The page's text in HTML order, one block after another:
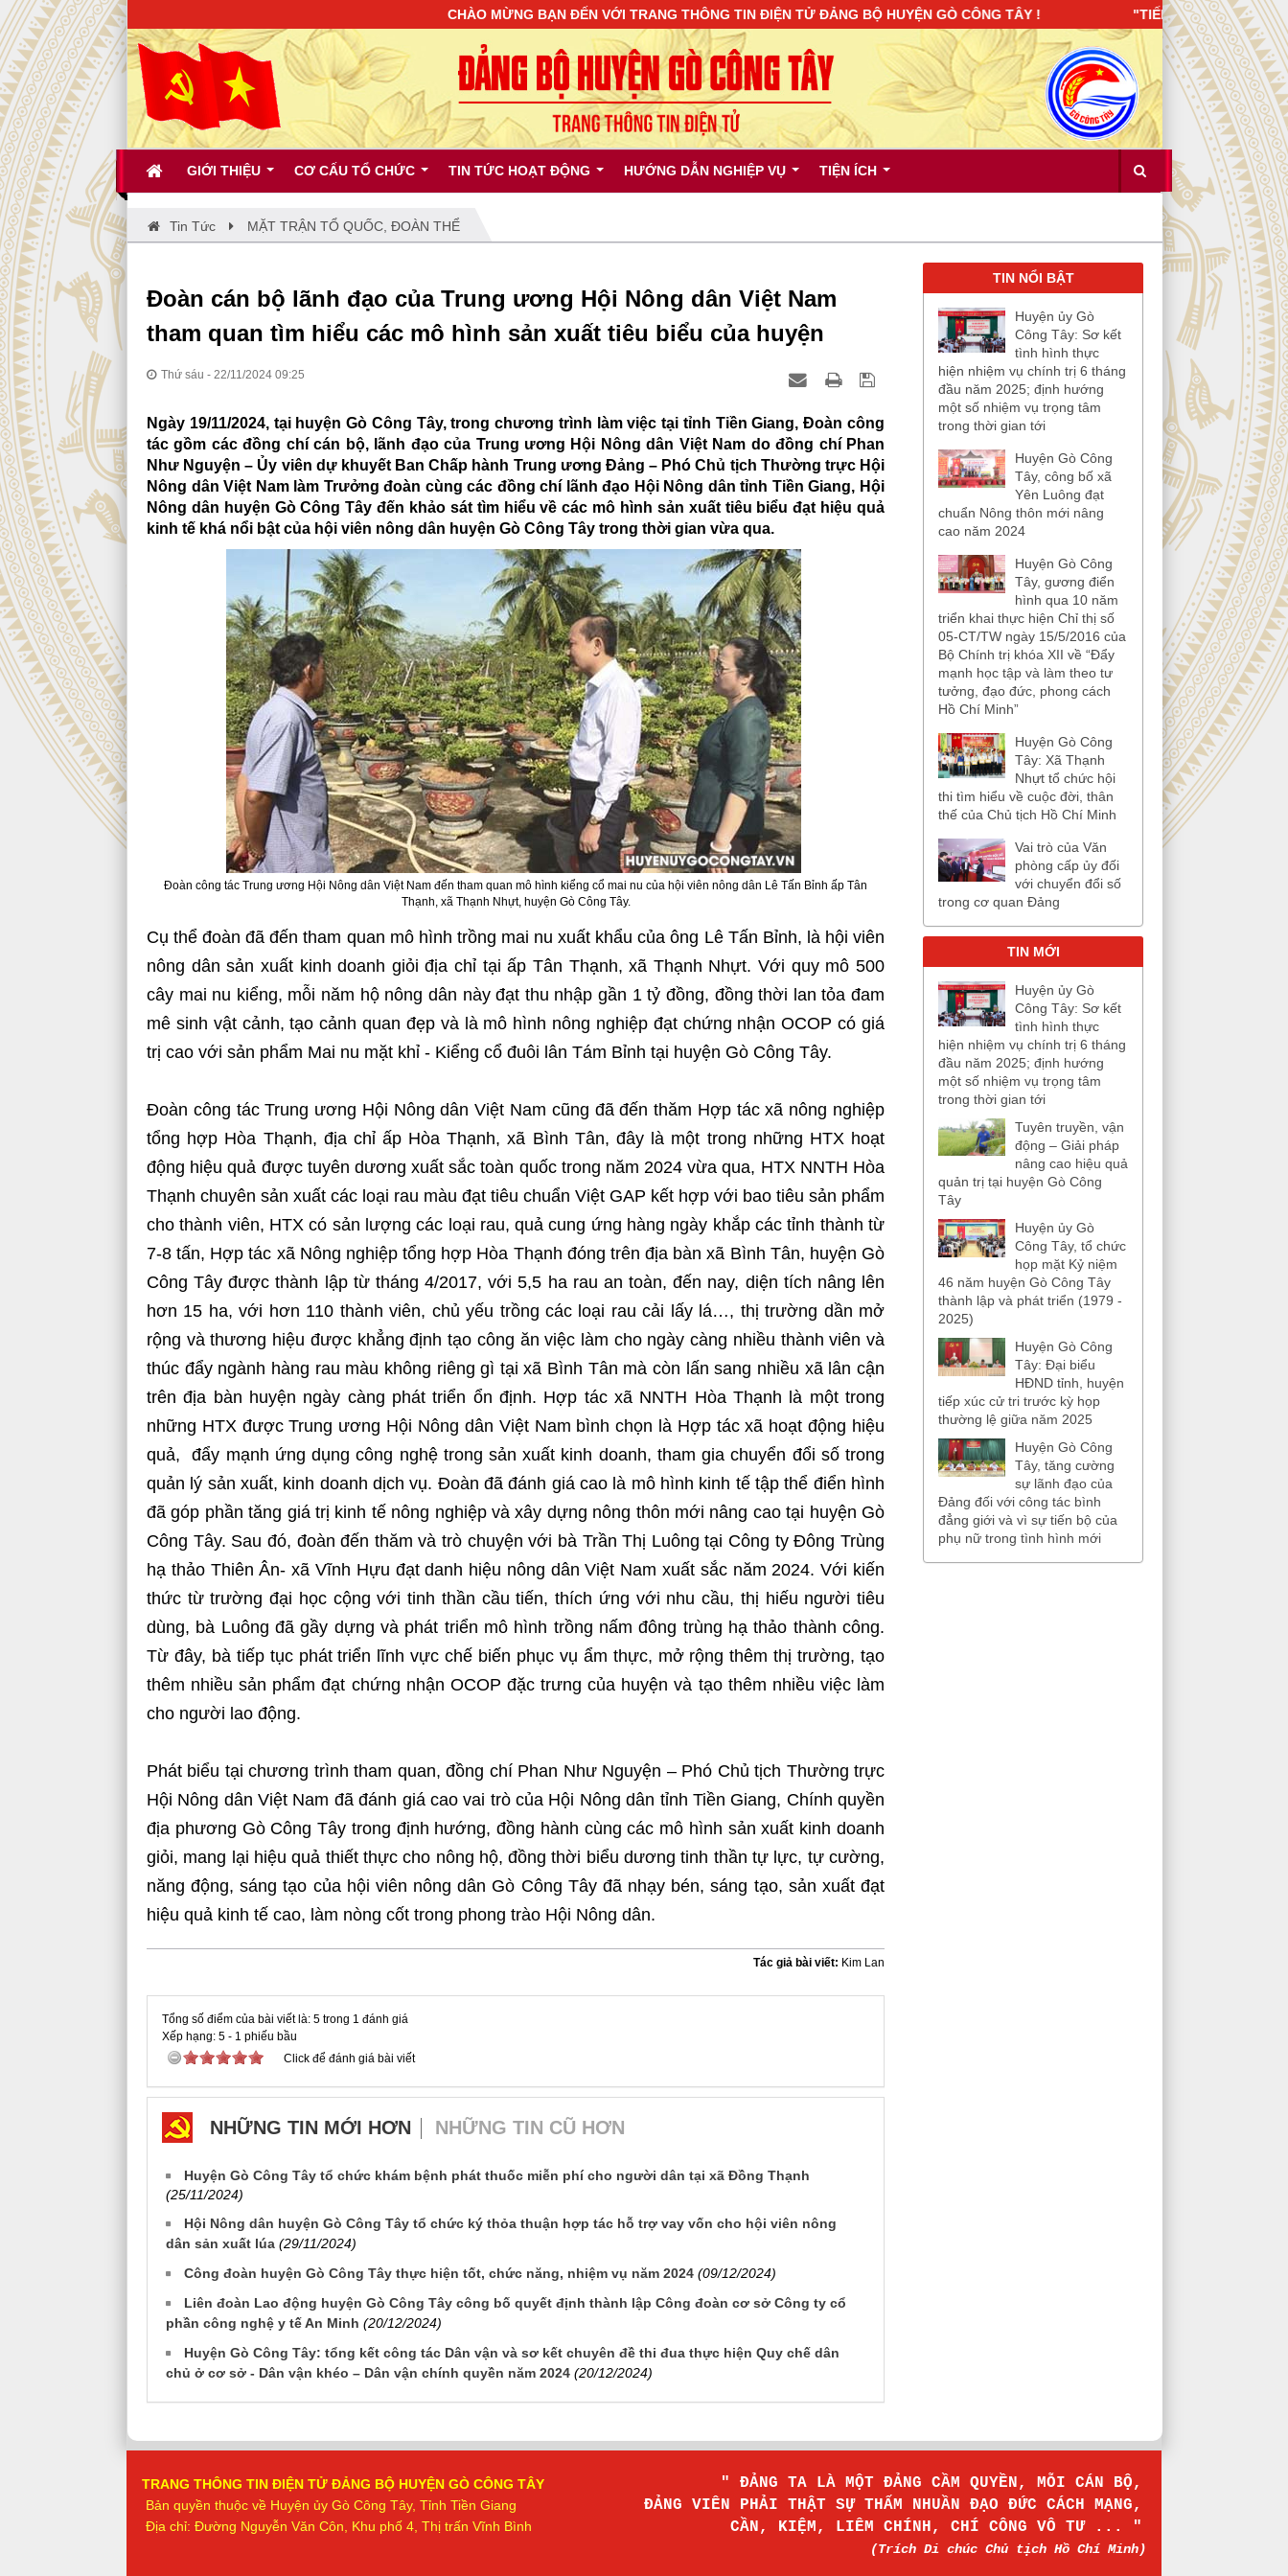
GIỚI THIỆU CƠ CẤU TỔ CHỨC TIN TỨC HOẠT ĐỘNG HƯỚNG DẪN NGHIỆP VỤ TIỆN ÍCH
CHÀO MỪNG BẠN ĐẾN VỚI TRANG THÔNG TIN ĐIỆN TỬ ĐẢNG BỘ HUYỆN GÒ CÔNG TÂY ! "TIẾP TỤC XÂY DỰNG ĐẢNG BỘ
Tin Tức MẶT TRẬN TỔ QUỐC, ĐOÀN THỂ
Đoàn cán bộ lãnh đạo của Trung ương Hội Nông dân Việt Nam
tham quan tìm hiểu các mô hình sản xuất tiêu biểu của huyện
Thứ sáu - 22/11/2024 09:25
Ngày 19/11/2024, tại huyện Gò Công Tây, trong chương trình làm việc tại tỉnh Tiền Giang, Đoàn công
tác gồm các đồng chí cán bộ, lãnh đạo của Trung ương Hội Nông dân Việt Nam do đồng chí Phan
Như Nguyện – Ủy viên dự khuyết Ban Chấp hành Trung ương Đảng – Phó Chủ tịch Thường trực Hội
Nông dân Việt Nam làm Trưởng đoàn cùng các đồng chí lãnh đạo Hội Nông dân tỉnh Tiền Giang, Hội
Nông dân huyện Gò Công Tây đến khảo sát tìm hiểu về các mô hình sản xuất tiêu biểu đạt hiệu quả
kinh tế khá nổi bật của hội viên nông dân huyện Gò Công Tây trong thời gian vừa qua.
Đoàn công tác Trung ương Hội Nông dân Việt Nam đến tham quan mô hình kiểng cổ mai nu của hội viên nông dân Lê Tấn Bỉnh ấp Tân
Thạnh, xã Thạnh Nhựt, huyện Gò Công Tây.
Cụ thể đoàn đã đến tham quan mô hình trồng mai nu xuất khẩu của ông Lê Tấn Bỉnh, là hội viên
nông dân sản xuất kinh doanh giỏi địa chỉ tại ấp Tân Thạnh, xã Thạnh Nhựt. Với quy mô 500
cây mai nu kiểng, mỗi năm hộ nông dân này đạt thu nhập gần 1 tỷ đồng, đồng thời lan tỏa đam
mê sinh vật cảnh, tạo cảnh quan đẹp và là mô hình nông nghiệp đạt chứng nhận OCOP có giá
trị cao với sản phẩm Mai nu mặt khỉ - Kiểng cổ đuôi lân Tám Bỉnh tại huyện Gò Công Tây.
Đoàn công tác Trung ương Hội Nông dân Việt Nam cũng đã đến thăm Hợp tác xã nông nghiệp
tổng hợp Hòa Thạnh, địa chỉ ấp Hòa Thạnh, xã Bình Tân, đây là một trong những HTX hoạt
động hiệu quả được tuyên dương xuất sắc toàn quốc trong năm 2024 vừa qua, HTX NNTH Hòa
Thạnh chuyên sản xuất các loại rau màu đạt tiêu chuẩn Việt GAP kết hợp với bao tiêu sản phẩm
cho thành viên, HTX có sản lượng các loại rau, quả cung ứng hàng ngày khắp các tỉnh thành từ
7-8 tấn, Hợp tác xã Nông nghiệp tổng hợp Hòa Thạnh đóng trên địa bàn xã Bình Tân, huyện Gò
Công Tây được thành lập từ tháng 4/2017, với 5,5 ha rau an toàn, đến nay, diện tích nâng lên
hơn 15 ha, với hơn 110 thành viên, chủ yếu trồng các loại rau cải lấy lá…, thị trường dần mở
rộng và thương hiệu được khẳng định tạo công ăn việc làm cho ngày càng nhiều thành viên và
thúc đẩy ngành hàng rau màu không riêng gì tại xã Bình Tân mà còn lấn sang nhiều xã lân cận
trên địa bàn huyện ngày càng phát triển ổn định. Hợp tác xã NNTH Hòa Thạnh là một trong
những HTX được Trung ương Hội Nông dân Việt Nam bình chọn là Hợp tác xã hoạt động hiệu
quả, đẩy mạnh ứng dụng công nghệ trong sản xuất kinh doanh, tham gia chuyển đổi số trong
quản lý sản xuất, kinh doanh dịch vụ. Đoàn đã đánh giá cao là mô hình kinh tế tập thể điển hình
đã góp phần tăng giá trị kinh tế nông nghiệp và xây dựng nông thôn mới nâng cao tại huyện Gò
Công Tây. Sau đó, đoàn đến thăm và trò chuyện với bà Trần Thị Luông tại Công ty Đông Trùng
hạ thảo Thiên Ân- xã Vĩnh Hựu đạt danh hiệu nông dân Việt Nam xuất sắc năm 2024. Với kiến
thức từ trường đại học cộng với tinh thần cầu tiến, thích ứng với nhu cầu, thị hiếu người tiêu
dùng, bà Luông đã gầy dựng và phát triển mô hình trồng nấm đông trùng hạ thảo thành công.
Từ đây, bà tiếp tục phát triển lĩnh vực chế biến phục vụ ẩm thực, mở rộng thêm thị trường, tạo
thêm nhiều sản phẩm đạt chứng nhận OCOP đặc trưng của huyện và tạo thêm nhiều việc làm
cho người lao động.
Phát biểu tại chương trình tham quan, đồng chí Phan Như Nguyện – Phó Chủ tịch Thường trực
Hội Nông dân Việt Nam đã đánh giá cao vai trò của Hội Nông dân tỉnh Tiền Giang, Chính quyền
địa phương Gò Công Tây trong định hướng, đồng hành cùng các mô hình sản xuất kinh doanh
giỏi, mang lại hiệu quả thiết thực cho nông hộ, đồng thời biểu dương tinh thần tự lực, tự cường,
năng động, sáng tạo của hội viên nông dân Gò Công Tây đã nhạy bén, sáng tạo, sản xuất đạt
hiệu quả kinh tế cao, làm nòng cốt trong phong trào Hội Nông dân.
Tác giả bài viết: Kim Lan
Tổng số điểm của bài viết là: 5 trong 1 đánh giá
Xếp hạng: 5 - 1 phiếu bầu
Click để đánh giá bài viết
NHỮNG TIN MỚI HƠN NHỮNG TIN CŨ HƠN
Huyện Gò Công Tây tổ chức khám bệnh phát thuốc miễn phí cho người dân tại xã Đồng Thạnh
(25/11/2024)
Hội Nông dân huyện Gò Công Tây tổ chức ký thỏa thuận hợp tác hỗ trợ vay vốn cho hội viên nông
dân sản xuất lúa (29/11/2024)
Công đoàn huyện Gò Công Tây thực hiện tốt, chức năng, nhiệm vụ năm 2024 (09/12/2024)
Liên đoàn Lao động huyện Gò Công Tây công bố quyết định thành lập Công đoàn cơ sở Công ty cổ
phần công nghệ y tế An Minh (20/12/2024)
Huyện Gò Công Tây: tổng kết công tác Dân vận và sơ kết chuyên đề thi đua thực hiện Quy chế dân
chủ ở cơ sở - Dân vận khéo – Dân vận chính quyền năm 2024 (20/12/2024)
TIN NỔI BẬT
Huyện ủy Gò
Công Tây: Sơ kết
tình hình thực
hiện nhiệm vụ chính trị 6 tháng
đầu năm 2025; định hướng
một số nhiệm vụ trọng tâm
trong thời gian tới
Huyện Gò Công
Tây, công bố xã
Yên Luông đạt
chuẩn Nông thôn mới nâng
cao năm 2024
Huyện Gò Công
Tây, gương điển
hình qua 10 năm
triển khai thực hiện Chỉ thị số
05-CT/TW ngày 15/5/2016 của
Bộ Chính trị khóa XII về “Đẩy
mạnh học tập và làm theo tư
tưởng, đạo đức, phong cách
Hồ Chí Minh”
Huyện Gò Công
Tây: Xã Thạnh
Nhựt tổ chức hội
thi tìm hiểu về cuộc đời, thân
thế của Chủ tịch Hồ Chí Minh
Vai trò của Văn
phòng cấp ủy đối
với chuyển đổi số
trong cơ quan Đảng
TIN MỚI
Huyện ủy Gò
Công Tây: Sơ kết
tình hình thực
hiện nhiệm vụ chính trị 6 tháng
đầu năm 2025; định hướng
một số nhiệm vụ trọng tâm
trong thời gian tới
Tuyên truyền, vận
động – Giải pháp
nâng cao hiệu quả
quản trị tại huyện Gò Công
Tây
Huyện ủy Gò
Công Tây, tổ chức
họp mặt Kỷ niệm
46 năm huyện Gò Công Tây
thành lập và phát triển (1979 -
2025)
Huyện Gò Công
Tây: Đại biểu
HĐND tỉnh, huyện
tiếp xúc cử tri trước kỳ họp
thường lệ giữa năm 2025
Huyện Gò Công
Tây, tăng cường
sự lãnh đạo của
Đảng đối với công tác bình
đẳng giới và vì sự tiến bộ của
phụ nữ trong tình hình mới
TRANG THÔNG TIN ĐIỆN TỬ ĐẢNG BỘ HUYỆN GÒ CÔNG TÂY
Bản quyền thuộc về Huyện ủy Gò Công Tây, Tỉnh Tiền Giang
Địa chỉ: Đường Nguyễn Văn Côn, Khu phố 4, Thị trấn Vĩnh Bình
" ĐẢNG TA LÀ MỘT ĐẢNG CẦM QUYỀN, MỖI CÁN BỘ,
ĐẢNG VIÊN PHẢI THẬT SỰ THẤM NHUẦN ĐẠO ĐỨC CÁCH MẠNG,
CẦN, KIỆM, LIÊM CHÍNH, CHÍ CÔNG VÔ TƯ ... "
(Trích Di chúc Chủ tịch Hồ Chí Minh)